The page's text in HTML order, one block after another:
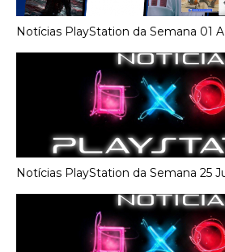
Notícias PlayStation da Semana 01
Notícias PlayStation da Semana 25